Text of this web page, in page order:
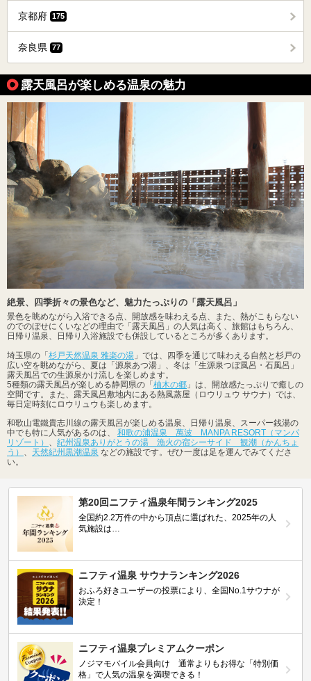
京都府 175
奈良県 77
露天風呂が楽しめる温泉の魅力
絶景、四季折々の景色など、魅力たっぷりの「露天風呂」
景色を眺めながら入浴できる点、開放感を味わえる点、また、熱がこもらない
のでのぼせにくいなどの理由で「露天風呂」の人気は高く、旅館はもちろん、
日帰り温泉、日帰り入浴施設でも併設しているところが多くあります。
埼玉県の「杉戸天然温泉 雅楽の湯 」では、四季を通じて味わえる自然と杉戸の
広い空を眺めながら、夏は「源泉あつ湯」、冬は「生源泉つぼ風呂・石風呂」
露天風呂での生源泉かけ流しを楽しめます。
5種類の露天風呂が楽しめる静岡県の「柚木の郷 」は、開放感たっぷりで癒しの
空間です。また、露天風呂敷地内にある熱風蒸屋（ロウリュウ サウナ）では、
毎日定時刻にロウリュウも楽しめます。
和歌山電鐵貴志川線の露天風呂が楽しめる温泉、日帰り温泉、スーパー銭湯の
中でも特に人気があるのは、 和歌の浦温泉 萬波 MANPA RESORT（マンパ
リゾート）
紀州温泉ありがとうの湯 漁火の宿シーサイド 観潮（かんちょ
う）
天然紀州黒潮温泉 などの施設です。ぜひ一度は足を運んでみてくださ
い。
第20回ニフティ温泉年間ランキング2025
全国約2.2万件の中から頂点に選ばれた、2025年の人
気施設は…
ニフティ温泉 サウナランキング2026
おふろ好きユーザーの投票により、全国No.1サウナが
決定！
ニフティ温泉プレミアムクーポン
ノジマモバイル会員向け 通常よりもお得な「特別価
格」で人気の温泉を満喫できる！